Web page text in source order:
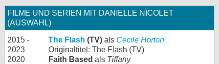
FILME UND SERIEN MIT DANIELLE NICOLET
(AUSWAHL)
2015 -
2023
The Flash (TV) als Cecile Horton
Originaltitel: The Flash (TV)
2020
Faith Based als Tiffany